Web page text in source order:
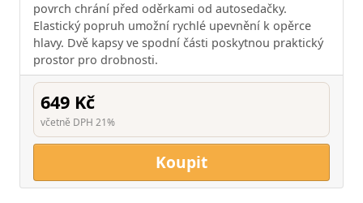
povrch chrání před oděrkami od autosedačky.
Elastický popruh umožní rychlé upevnění k opěrce
hlavy. Dvě kapsy ve spodní části poskytnou praktický
prostor pro drobnosti.
649 Kč
včetně DPH 21%
Koupit